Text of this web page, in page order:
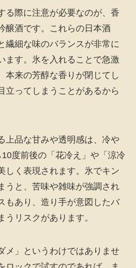
る際に注意が必要なのが、香
醸酒です。これらの日本酒
繊細な味のバランスが非常に
ます。氷を入れることで急激
本来の芳醇な香りが閉じてし
立ってしまうことがあるから
上品な甘みや透明感は、冷や
度前後の「花冷え」や「涼冷
しく表現されます。氷でキン
うと、苦味や雑味が強調され
もあり、造り手が意図したバ
うリスクがあります。
メ」というわけではありませ